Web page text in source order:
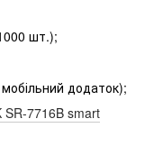
шт.);
додаток);
SR-7716B smart